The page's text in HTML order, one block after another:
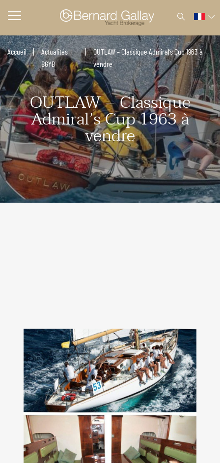
Accueil
Actualités
BGYB
OUTLAW – Classique Admiral’s Cup 1963 à
vendre
OUTLAW – Classique
Admiral’s Cup 1963 à
vendre